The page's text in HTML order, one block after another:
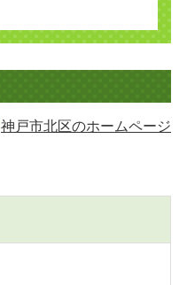
神戸市北区のホームページ